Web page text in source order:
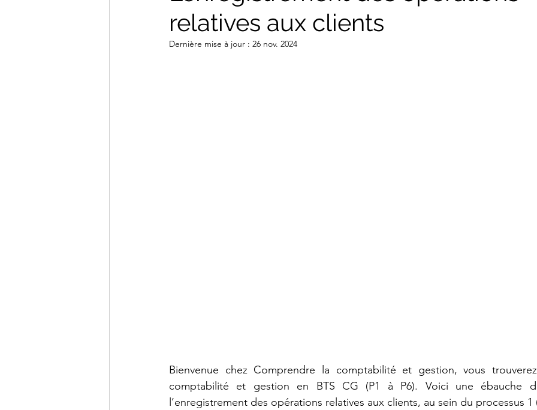
BUT - Finance STMG - Economie BTS CEJM
relatives aux clients
Dernière mise à jour : 26 nov. 2024
Bienvenue chez Comprendre la comptabilité et gestion, vous
comptabilité et gestion en BTS CG (P1 à P6). Voici une ébauche
l’enregistrement des opérations relatives aux clients, au sein du processus 1